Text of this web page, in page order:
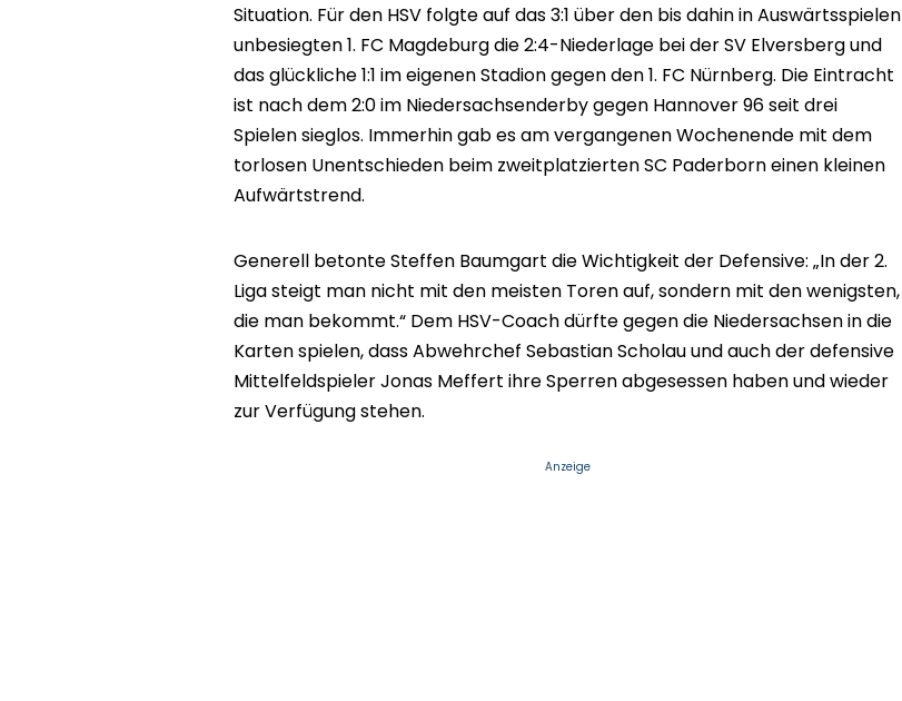
Situation. Für den HSV folgte auf das 3:1 über den bis dahin in Auswärtsspielen
unbesiegten 1. FC Magdeburg die 2:4-Niederlage bei der SV Elversberg und
das glückliche 1:1 im eigenen Stadion gegen den 1. FC Nürnberg. Die Eintracht
ist nach dem 2:0 im Niedersachsenderby gegen Hannover 96 seit drei
Spielen sieglos. Immerhin gab es am vergangenen Wochenende mit dem
torlosen Unentschieden beim zweitplatzierten SC Paderborn einen kleinen
Aufwärtstrend.
Generell betonte Steffen Baumgart die Wichtigkeit der Defensive: „In der 2.
Liga steigt man nicht mit den meisten Toren auf, sondern mit den wenigsten,
die man bekommt.“ Dem HSV-Coach dürfte gegen die Niedersachsen in die
Karten spielen, dass Abwehrchef Sebastian Scholau und auch der defensive
Mittelfeldspieler Jonas Meffert ihre Sperren abgesessen haben und wieder
zur Verfügung stehen.
Anzeige